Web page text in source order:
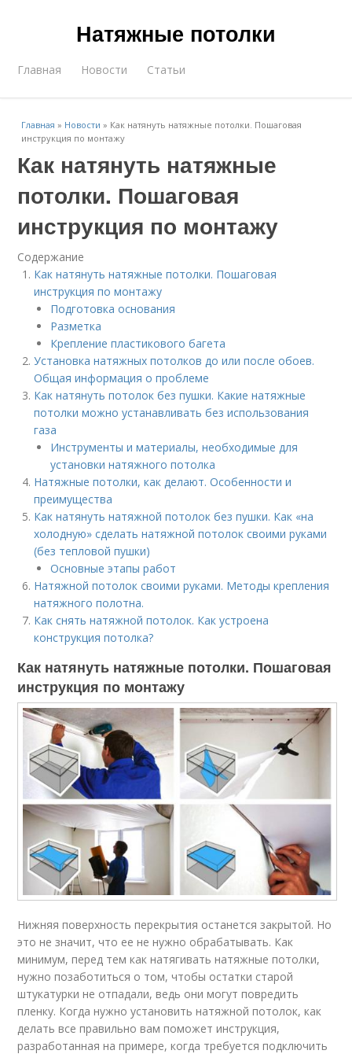
Натяжные потолки
Главная Новости Статьи
Главная » Новости » Как натянуть натяжные потолки. Пошаговая
инструкция по монтажу
Как натянуть натяжные
потолки. Пошаговая
инструкция по монтажу
Содержание
Как натянуть натяжные потолки. Пошаговая
инструкция по монтажу
Подготовка основания
Разметка
Крепление пластикового багета
Установка натяжных потолков до или после обоев.
Общая информация о проблеме
Как натянуть потолок без пушки. Какие натяжные
потолки можно устанавливать без использования
газа
Инструменты и материалы, необходимые для
установки натяжного потолка
Натяжные потолки, как делают. Особенности и
преимущества
Как натянуть натяжной потолок без пушки. Как «на
холодную» сделать натяжной потолок своими руками
(без тепловой пушки)
Основные этапы работ
Натяжной потолок своими руками. Методы крепления
натяжного полотна.
Как снять натяжной потолок. Как устроена
конструкция потолка?
Как натянуть натяжные потолки. Пошаговая
инструкция по монтажу
Нижняя поверхность перекрытия останется закрытой. Но
это не значит, что ее не нужно обрабатывать. Как
минимум, перед тем как натягивать натяжные потолки,
нужно позаботиться о том, чтобы остатки старой
штукатурки не отпадали, ведь они могут повредить
пленку. Когда нужно установить натяжной потолок, как
делать все правильно вам поможет инструкция,
разработанная на примере, когда требуется подключить